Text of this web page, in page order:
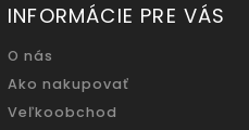
INFORMÁCIE PRE VÁS
O nás
Ako nakupovať
Veľkoobchod